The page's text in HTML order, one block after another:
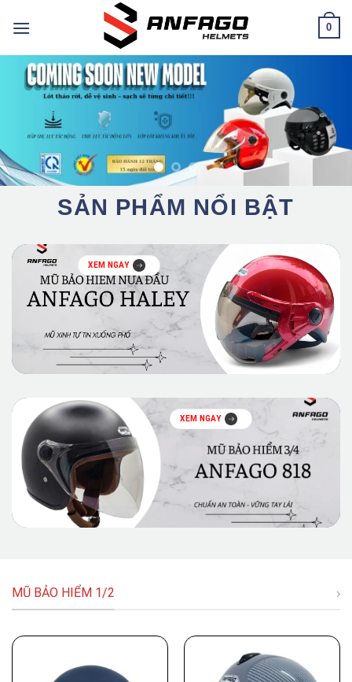
đến
dung
0
SẢN PHẨM NỔI BẬT
XEM NGAY
XEM NGAY
MŨ BẢO HIỂM 1/2